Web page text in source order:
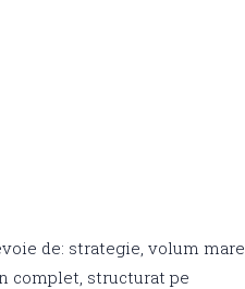
de: strategie, volum mare
complet, structurat pe